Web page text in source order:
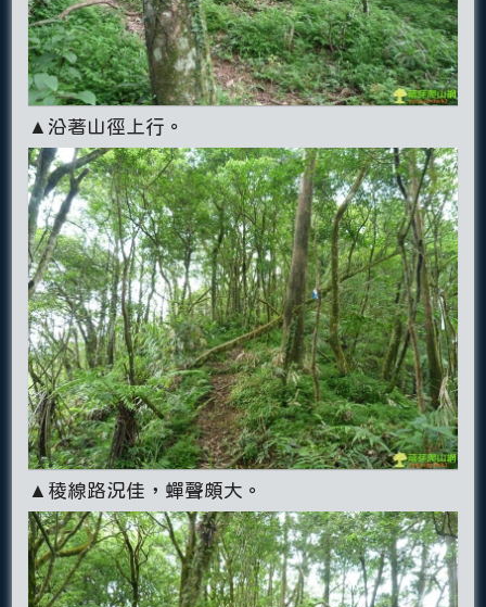
▲沿著山徑上行。
▲稜線路況佳，蟬聲頗大。